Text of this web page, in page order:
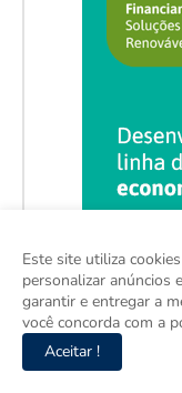
Este site utiliza
personalizar anúncios
garantir e entregar a
você concorda com a
Aceitar !